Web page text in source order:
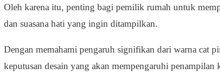
Oleh karena itu, penting bagi pemilik rumah untuk
dan suasana hati yang ingin ditampilkan.
Dengan memahami pengaruh signifikan dari warna cat
keputusan desain yang akan mempengaruhi penampilan